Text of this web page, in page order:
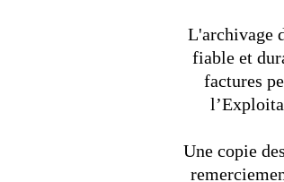
L'archivage
fiable et
factures
Une copie